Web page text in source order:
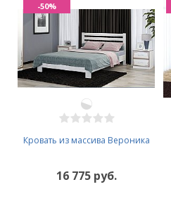
Кровать из массива Вероника
16 775 руб.
-50%